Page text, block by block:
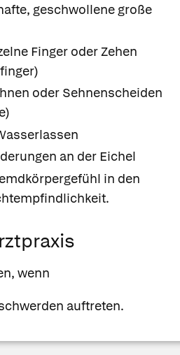
geschwollene große
Finger oder Zehen
oder Sehnenscheiden
an der Eichel
in den
wenn
auftreten.